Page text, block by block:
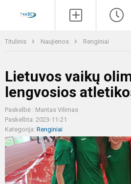
Titulinis Naujienos Renginiai
Lietuvos vaikų
lengvosios
Paskelbė : Mantas Vilimas
Paskelbta: 2023-11-21
Kategorija: Renginiai